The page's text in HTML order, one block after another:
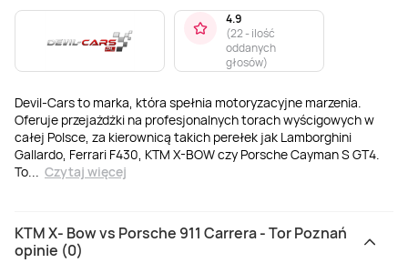
Devil-Cars to marka, która spełnia motoryzacyjne marzenia.
Oferuje przejażdżki na profesjonalnych torach wyścigowych w
całej Polsce, za kierownicą takich perełek jak Lamborghini
Gallardo, Ferrari F430, KTM X-BOW czy Porsche Cayman S GT4.
To... Czytaj więcej
4.9
(22 - ilość
oddanych
głosów)
KTM X- Bow vs Porsche 911 Carrera - Tor Poznań
opinie (0)